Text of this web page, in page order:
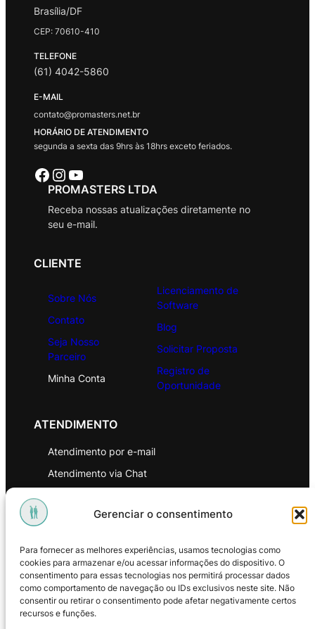
Gerenciar o consentimento
Para fornecer as melhores experiências, usamos tecnologias como
cookies para armazenar e/ou acessar informações do dispositivo. O
consentimento para essas tecnologias nos permitirá processar dados
como comportamento de navegação ou IDs exclusivos neste site. Não
consentir ou retirar o consentimento pode afetar negativamente certos
recursos e funções.
Brasília/DF
CEP: 70610-410
TELEFONE
(61) 4042-5860
E-MAIL
contato@promasters.net.br
HORÁRIO DE ATENDIMENTO
segunda a sexta das 9hrs às 18hrs exceto feriados.
Facebook Instagram Youtube
PROMASTERS LTDA
Receba nossas atualizações diretamente no
seu e-mail.
CLIENTE
Sobre Nós
Contato
Seja Nosso
Parceiro
Minha Conta
Licenciamento de
Software
Blog
Solicitar Proposta
Registro de
Oportunidade
ATENDIMENTO
Atendimento por e-mail
Atendimento via Chat
Política de Privacidade
Política de Troca e Devoluções
Política de Reembolso